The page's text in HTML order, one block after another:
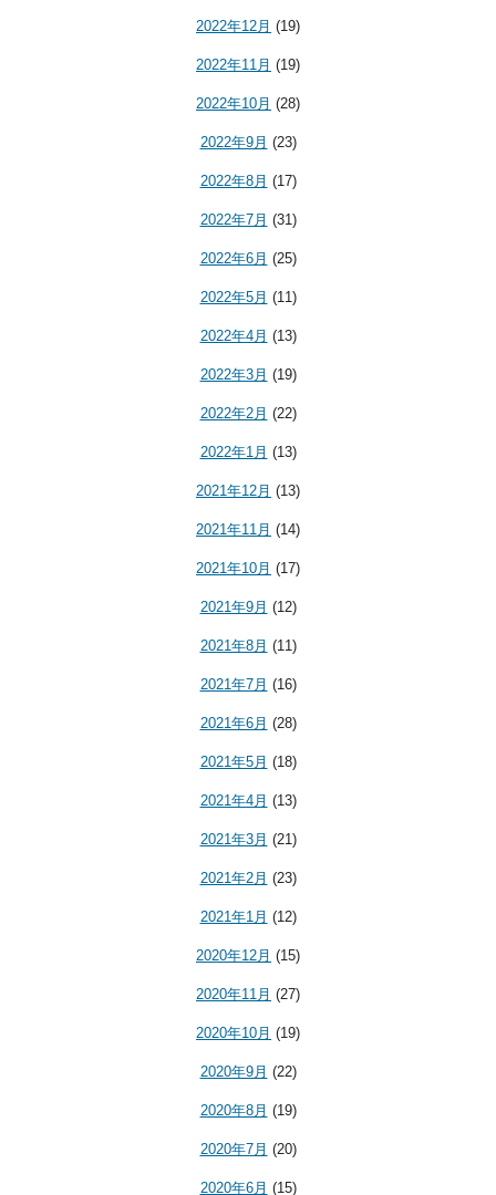
2022年12月 (19)
2022年11月 (19)
2022年10月 (28)
2022年9月 (23)
2022年8月 (17)
2022年7月 (31)
2022年6月 (25)
2022年5月 (11)
2022年4月 (13)
2022年3月 (19)
2022年2月 (22)
2022年1月 (13)
2021年12月 (13)
2021年11月 (14)
2021年10月 (17)
2021年9月 (12)
2021年8月 (11)
2021年7月 (16)
2021年6月 (28)
2021年5月 (18)
2021年4月 (13)
2021年3月 (21)
2021年2月 (23)
2021年1月 (12)
2020年12月 (15)
2020年11月 (27)
2020年10月 (19)
2020年9月 (22)
2020年8月 (19)
2020年7月 (20)
2020年6月 (15)